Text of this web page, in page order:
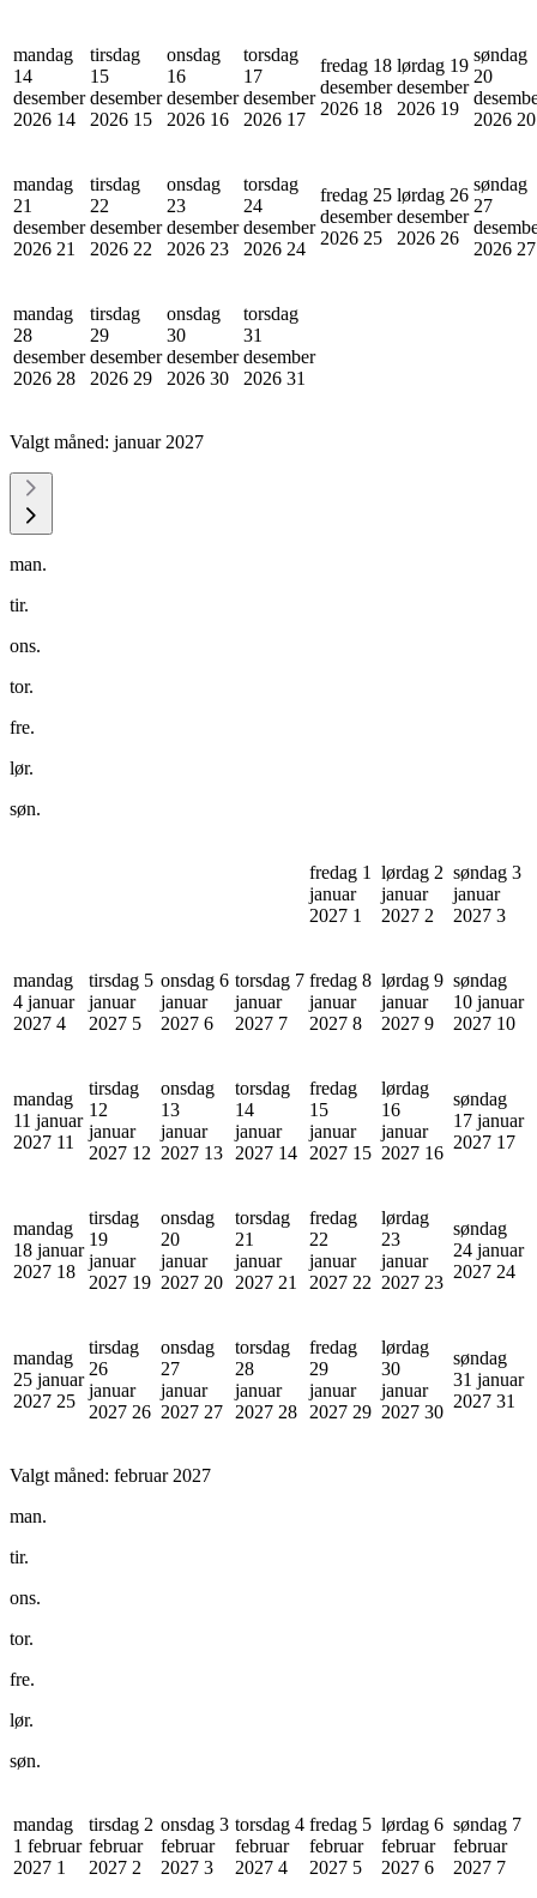
mandag
14
desember
2026 14
tirsdag
15
desember
2026 15
onsdag
16
desember
2026 16
torsdag
17
desember
2026 17
fredag 18
desember
2026 18
lørdag 19
desember
2026 19
søndag
20
2026 20
mandag
21
desember
2026 21
tirsdag
22
desember
2026 22
onsdag
23
desember
2026 23
torsdag
24
desember
2026 24
fredag 25
desember
2026 25
lørdag 26
desember
2026 26
søndag
27
2026 27
mandag
28
desember
2026 28
tirsdag
29
desember
2026 29
onsdag
30
desember
2026 30
torsdag
31
desember
2026 31
Valgt måned: januar 2027
man.
tir.
ons.
tor.
fre.
lør.
søn.
fredag 1
januar
2027 1
lørdag 2
januar
2027 2
søndag 3
januar
2027 3
mandag
4 januar
2027 4
tirsdag 5
januar
2027 5
onsdag 6
januar
2027 6
torsdag 7
januar
2027 7
fredag 8
januar
2027 8
lørdag 9
januar
2027 9
søndag
10 januar
2027 10
mandag
11 januar
2027 11
tirsdag
12
januar
2027 12
onsdag
13
januar
2027 13
torsdag
14
januar
2027 14
fredag
15
januar
2027 15
lørdag
16
januar
2027 16
søndag
17 januar
2027 17
mandag
18 januar
2027 18
tirsdag
19
januar
2027 19
onsdag
20
januar
2027 20
torsdag
21
januar
2027 21
fredag
22
januar
2027 22
lørdag
23
januar
2027 23
søndag
24 januar
2027 24
mandag
25 januar
2027 25
tirsdag
26
januar
2027 26
onsdag
27
januar
2027 27
torsdag
28
januar
2027 28
fredag
29
januar
2027 29
lørdag
30
januar
2027 30
søndag
31 januar
2027 31
Valgt måned: februar 2027
man.
tir.
ons.
tor.
fre.
lør.
søn.
mandag
1 februar
2027 1
tirsdag 2
februar
2027 2
onsdag 3
februar
2027 3
torsdag 4
februar
2027 4
fredag 5
februar
2027 5
lørdag 6
februar
2027 6
søndag 7
februar
2027 7